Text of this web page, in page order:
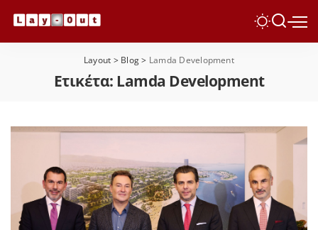
Layout > Blog> Lamda Development
Ετικέτα: Lamda Development